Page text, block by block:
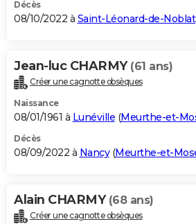
Décès
08/10/2022 à Saint-Léonard-de-Noblat
Jean-luc CHARMY (61 ans)
Créer une cagnotte obsèques
Naissance
08/01/1961 à Lunéville (Meurthe-et-
Décès
08/09/2022 à Nancy(Meurthe-et-
Alain CHARMY (68 ans)
Créer une cagnotte obsèques